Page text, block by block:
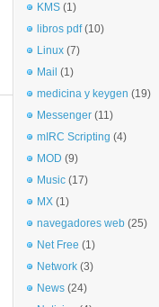
KMS (1)
libros pdf (10)
Linux (7)
Mail (1)
medicina y keygen (19)
Messenger (11)
mIRC Scripting (4)
MOD (9)
Music (17)
MX (1)
navegadores web (25)
Net Free (1)
Network (3)
News (24)